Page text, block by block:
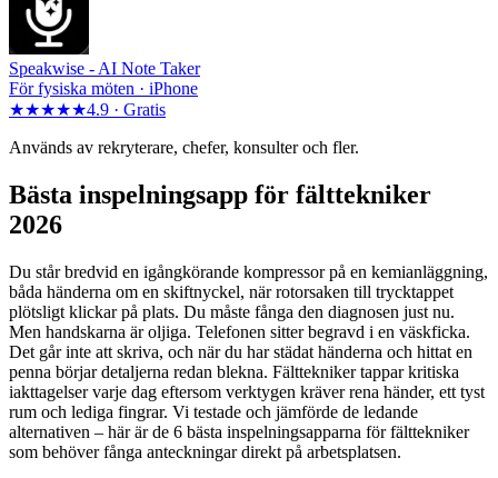
Speakwise - AI Note Taker
För fysiska möten · iPhone
★★★★★4.9 · Gratis
Används av rekryterare, chefer, konsulter och fler.
Bästa inspelningsapp för fälttekniker
2026
Du står bredvid en igångkörande kompressor på en kemianläggning,
båda händerna om en skiftnyckel, när rotorsaken till trycktappet
plötsligt klickar på plats. Du måste fånga den diagnosen just nu.
Men handskarna är oljiga. Telefonen sitter begravd i en väskficka.
Det går inte att skriva, och när du har städat händerna och hittat en
penna börjar detaljerna redan blekna. Fälttekniker tappar kritiska
iakttagelser varje dag eftersom verktygen kräver rena händer, ett tyst
rum och lediga fingrar. Vi testade och jämförde de ledande
alternativen – här är de 6 bästa inspelningsapparna för fälttekniker
som behöver fånga anteckningar direkt på arbetsplatsen.